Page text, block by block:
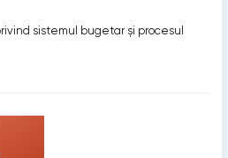
privind sistemul bugetar şi procesul